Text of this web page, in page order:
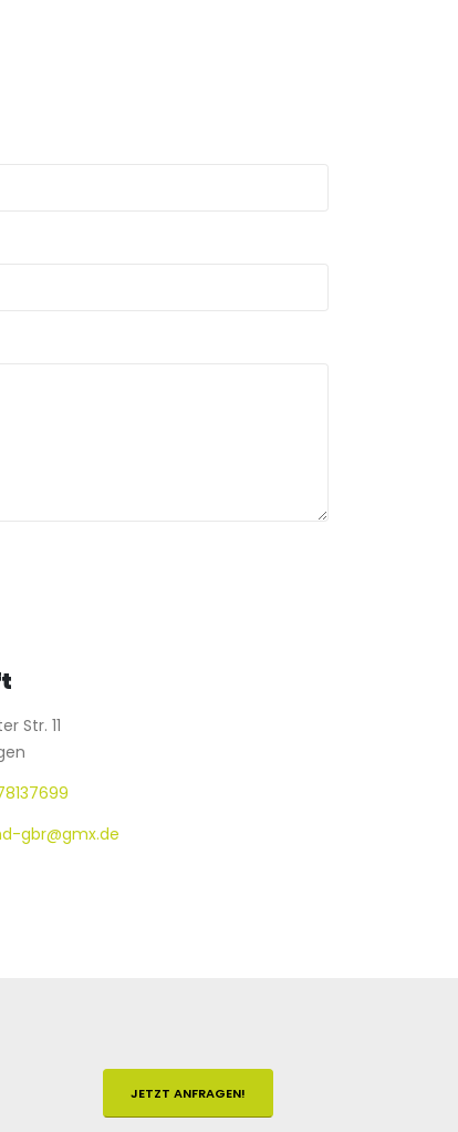
Str. 11
gbr@gmx.de
JETZT ANFRAGEN!